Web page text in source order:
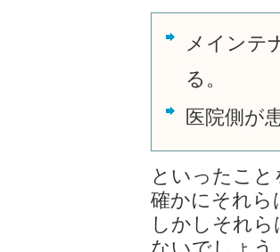
メインテ
る。
医院側が
といったこ
確かにそれら
しかしそれら